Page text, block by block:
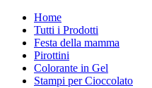
Home
Tutti i Prodotti
Festa della mamma
Pirottini
Colorante in Gel
Stampi per Cioccolato